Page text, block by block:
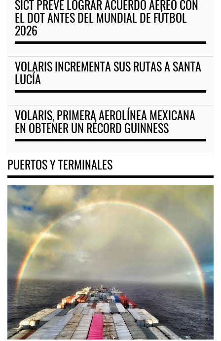
SICT PREVÉ LOGRAR ACUERDO AÉREO CON
EL DOT ANTES DEL MUNDIAL DE FÚTBOL
2026
VOLARIS INCREMENTA SUS RUTAS A SANTA
LUCÍA
VOLARIS, PRIMERA AEROLÍNEA MEXICANA
EN OBTENER UN RÉCORD GUINNESS
PUERTOS Y TERMINALES